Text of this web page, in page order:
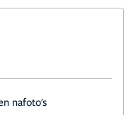
nafoto's